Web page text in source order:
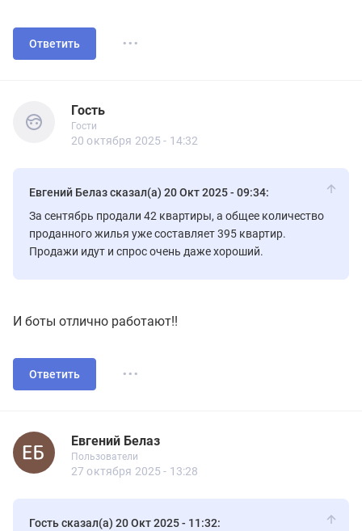
Ответить ...
Гость
Гость
Гости
Гости
20 октября 2025 - 14:32
Евгений Белаз сказал(а) 20 Окт 2025 - 09:34:
За сентябрь продали 42 квартиры, а общее количество
проданного жилья уже составляет 395 квартир.
Продажи идут и спрос очень даже хороший.
И боты отлично работают!!
Ответить ...
Евгений Белаз
Евгений Белаз
Пользователи
Новичок
Пользователи
10 сообщений
27 октября 2025 - 13:28
Гость сказал(а) 20 Окт 2025 - 11:32: